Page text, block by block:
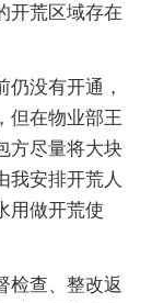
开荒区域存在
没有开通，
但在物业部王
方尽量将大块
我安排开荒人
用做开荒使
查、整改返